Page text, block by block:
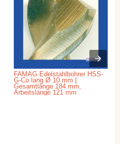
FAMAG Edelstahlbohrer HSS-
G-Co lang Ø 10 mm |
Gesamtlänge 184 mm,
Arbeitslänge 121 mm